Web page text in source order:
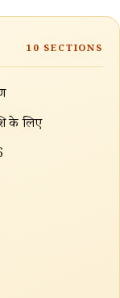
10 SECTIONS
के लिए